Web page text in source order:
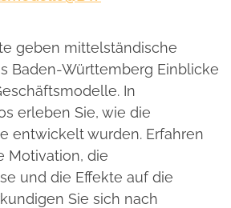
geben mittelständische
Baden-Württemberg Einblicke
In
erleben Sie, wie die
entwickelt wurden. Erfahren
Motivation, die
und die Effekte auf die
Sie sich nach